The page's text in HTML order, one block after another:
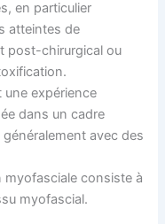
en particulier
atteintes de
post-chirurgical ou
une expérience
dans un cadre
avec des
myofasciale consiste à
myofascial.